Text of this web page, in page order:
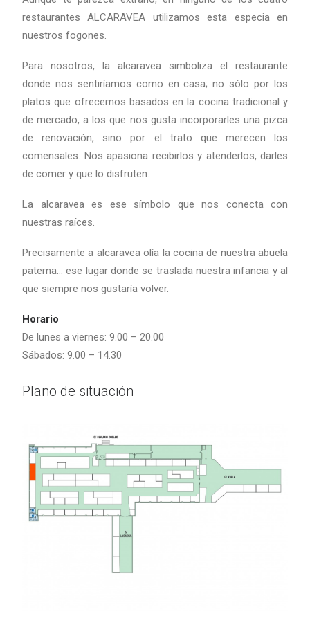
restaurantes ALCARAVEA utilizamos esta especia en
nuestros fogones.
Para nosotros, la alcaravea simboliza el restaurante
donde nos sentiríamos como en casa; no sólo por los
platos que ofrecemos basados en la cocina tradicional y
de mercado, a los que nos gusta incorporarles una pizca
de renovación, sino por el trato que merecen los
comensales. Nos apasiona recibirlos y atenderlos, darles
de comer y que lo disfruten.
La alcaravea es ese símbolo que nos conecta con
nuestras raíces.
Precisamente a alcaravea olía la cocina de nuestra abuela
paterna… ese lugar donde se traslada nuestra infancia y al
que siempre nos gustaría volver.
Horario
De lunes a viernes: 9.00 – 20.00
Sábados: 9.00 – 14.30
Plano de situación